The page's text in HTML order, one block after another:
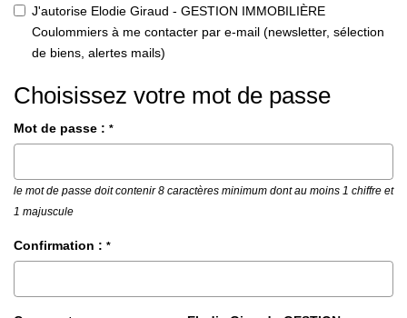
J'autorise Elodie Giraud - GESTION IMMOBILIÈRE
Coulommiers à me contacter par e-mail (newsletter, sélection
de biens, alertes mails)
Choisissez votre mot de passe
Mot de passe : *
le mot de passe doit contenir 8 caractères minimum dont au moins 1 chiffre et
1 majuscule
Confirmation : *